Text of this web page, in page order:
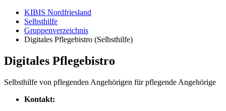
KIBIS Nordfriesland
Selbsthilfe
Gruppenverzeichnis
Digitales Pflegebistro (Selbsthilfe)
Digitales Pflegebistro
Selbsthilfe von pflegenden Angehörigen für pflegende Angehörige
Kontakt: